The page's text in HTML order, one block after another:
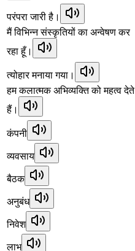
परंपरा जारी है।
मैं विभिन्न संस्कृतियों का अन्वेषण कर
रहा हूँ।
त्योहार मनाया गया।
हम कलात्मक अभिव्यक्ति को महत्व देते
हैं।
कंपनी
व्यवसाय
बैठक
अनुबंध
निवेश
लाभ